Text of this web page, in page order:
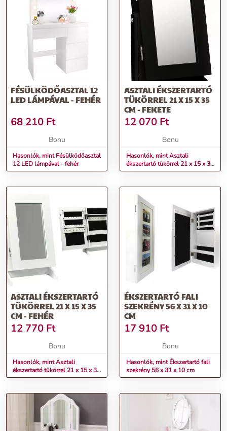
FÉSÜLKÖDŐASZTAL 12
LED LÁMPÁVAL - FEHÉR
68 210 Ft
Bonu
Hasonlók, mint Fésülködőasztal
12 LED lámpával - fehér
ASZTALI ÉKSZERTARTÓ
TÜKÖRREL 21 X 15 X 35
CM - FEKETE
12 070 Ft
Bonu
Hasonlók, mint Asztali
ékszertartó tükörrel 21 x 15 x 35
cm - fekete
ASZTALI ÉKSZERTARTÓ
TÜKÖRREL 21 X 15 X 35
CM - FEHÉR
12 770 Ft
Bonu
Hasonlók, mint Asztali
ékszertartó tükörrel 21 x 15 x 35
cm - fehér
ÉKSZERTARTÓ FALI
SZEKRÉNY 56 X 31 X 10
CM
17 910 Ft
Bonu
Hasonlók, mint Ékszertartó fali
szekrény 56 x 31 x 10 cm